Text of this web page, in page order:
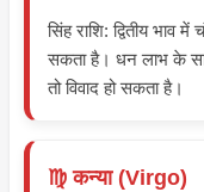
सिंह राशि: द्वितीय भाव
सकता है। धन लाभ के
तो विवाद हो सकता है।
♍ कन्या (Virgo)